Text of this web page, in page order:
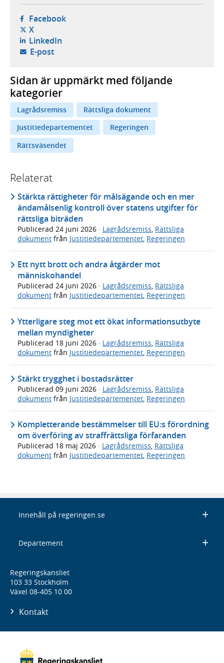
Facebook- öppnas i ny flik, extern webbplats,
X- öppnas i ny flik, extern webbplats,
LinkedIn- öppnas i ny flik, extern webbplats,
E-post- öppnar din e-postklient,
Sidan är uppmärkt med följande
kategorier
Lagrådsremiss
Rättsliga dokument
Justitiedepartementet
Regeringen
Rättsväsendet
Relaterat
Stärkta rättigheter för målsägande och en mer
ändamålsenlig kontroll över statens utgifter för
rättsliga biträden
Publicerad 24 juni 2026 · Lagrådsremiss, Rättsliga
dokument från Justitiedepartementet, Regeringen
Ett nytt brott och andra åtgärder mot
människohandel
Publicerad 24 juni 2026 · Lagrådsremiss, Rättsliga
dokument från Justitiedepartementet, Regeringen
Ytterligare steg mot ett ökat informationsutbyte
mellan myndigheter
Publicerad 18 juni 2026 · Lagrådsremiss, Rättsliga
dokument från Justitiedepartementet, Regeringen
Stärkt trygghet i bostadsrätter
Publicerad 09 juni 2026 · Lagrådsremiss Rättsliga
dokument från Justitiedepartementet Regeringen
Kompletterande bestämmelser till EU:s förordning
om överföring av straffrättsliga förfaranden
Publicerad 18 maj 2026 · Lagrådsremiss, Rättsliga
dokument från Justitiedepartementet, Regeringen
Innehåll på regeringen.se
Departement
Regeringskansliet
103 33 Stockholm
Växel 08-405 10 00
Kontakt